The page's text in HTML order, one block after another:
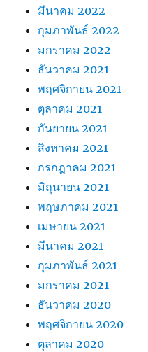
มีนาคม 2022
กุมภาพันธ์ 2022
มกราคม 2022
ธันวาคม 2021
พฤศจิกายน 2021
ตุลาคม 2021
กันยายน 2021
สิงหาคม 2021
กรกฎาคม 2021
มิถุนายน 2021
พฤษภาคม 2021
เมษายน 2021
มีนาคม 2021
กุมภาพันธ์ 2021
มกราคม 2021
ธันวาคม 2020
พฤศจิกายน 2020
ตุลาคม 2020